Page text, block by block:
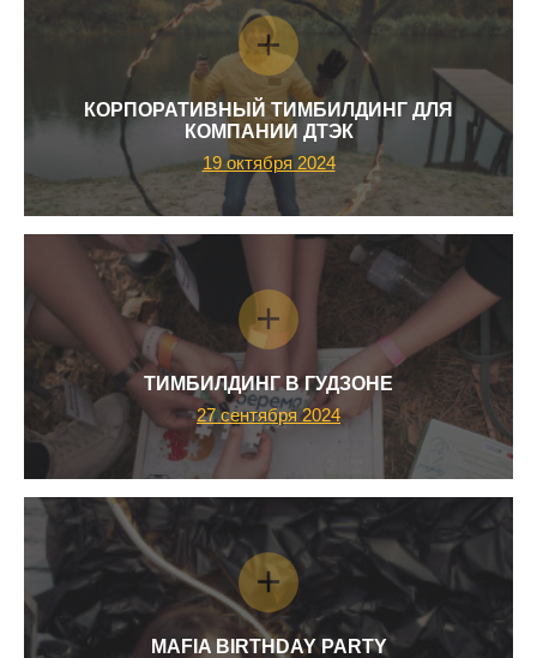
КОРПОРАТИВНЫЙ ТИМБИЛДИНГ ДЛЯ
КОМПАНИИ ДТЭК
19 октября 2024
ТИМБИЛДИНГ В ГУДЗОНЕ
27 сентября 2024
MAFIA BIRTHDAY PARTY